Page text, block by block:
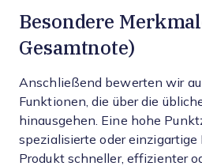
Besondere
Gesamtnote)
Anschließend bewerten wir
Funktionen, die über die
hinausgehen. Eine hohe
spezialisierte oder einzigartige
Produkt schneller, effizienter